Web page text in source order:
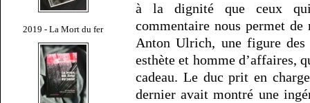
2019 - La Mort du fer
à la dignité que ceux
commentaire nous permet
Anton Ulrich, une figure des
esthète et homme d’affaires,
cadeau. Le duc prit en
dernier avait montré une